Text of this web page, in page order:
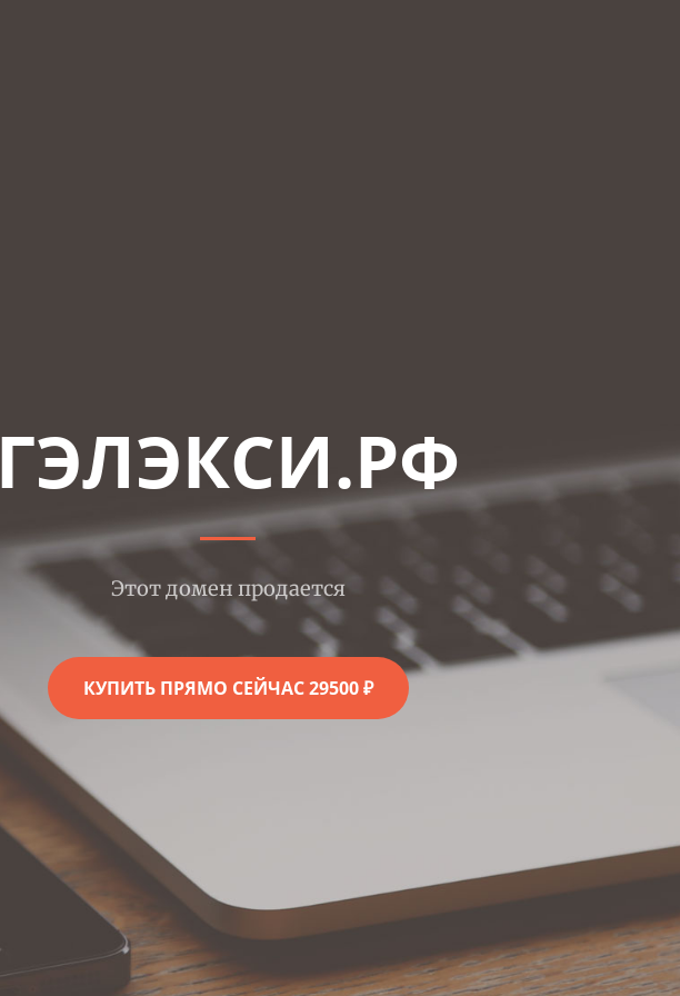
ГЭЛЭКСИ.РФ
Этот домен продается
КУПИТЬ ПРЯМО СЕЙЧАС 29500 ₽